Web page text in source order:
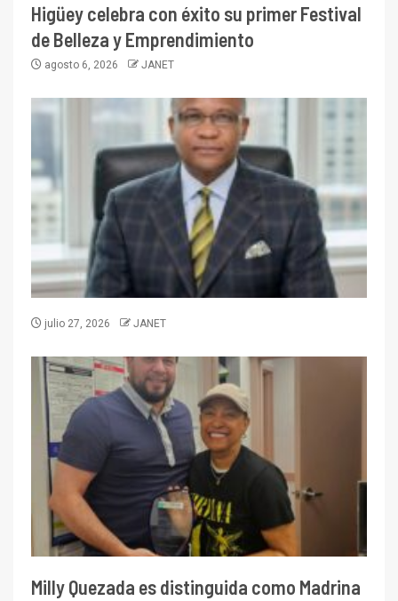
Higüey celebra con éxito su primer Festival
de Belleza y Emprendimiento
agosto 6, 2026 JANET
julio 27, 2026 JANET
Milly Quezada es distinguida como Madrina